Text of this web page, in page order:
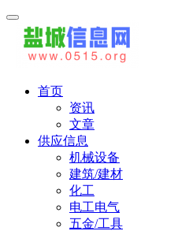
首页
资讯
文章
供应信息
机械设备
建筑/建材
化工
电工电气
五金/工具